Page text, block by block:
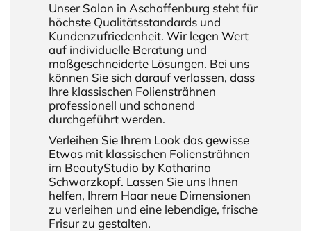
Unser Salon in Aschaffenburg steht für
höchste Qualitätsstandards und
Kundenzufriedenheit. Wir legen Wert
auf individuelle Beratung und
maßgeschneiderte Lösungen. Bei uns
können Sie sich darauf verlassen, dass
Ihre klassischen Foliensträhnen
professionell und schonend
durchgeführt werden.
Verleihen Sie Ihrem Look das gewisse
Etwas mit klassischen Foliensträhnen
im BeautyStudio by Katharina
Schwarzkopf. Lassen Sie uns Ihnen
helfen, Ihrem Haar neue Dimensionen
zu verleihen und eine lebendige, frische
Frisur zu gestalten.